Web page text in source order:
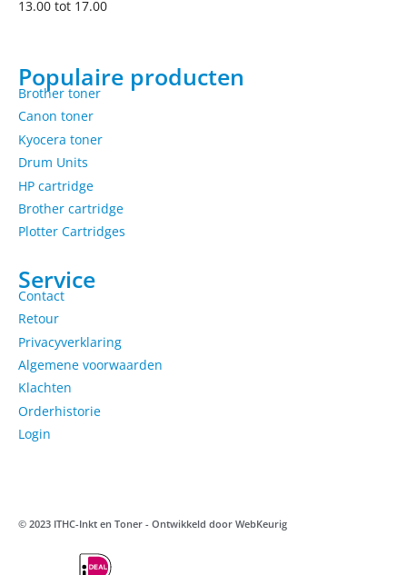
13.00 tot 17.00
Populaire producten
Brother toner
Canon toner
Kyocera toner
Drum Units
HP cartridge
Brother cartridge
Plotter Cartridges
Service
Contact
Retour
Privacyverklaring
Algemene voorwaarden
Klachten
Orderhistorie
Login
© 2023 ITHC-Inkt en Toner - Ontwikkeld door WebKeurig